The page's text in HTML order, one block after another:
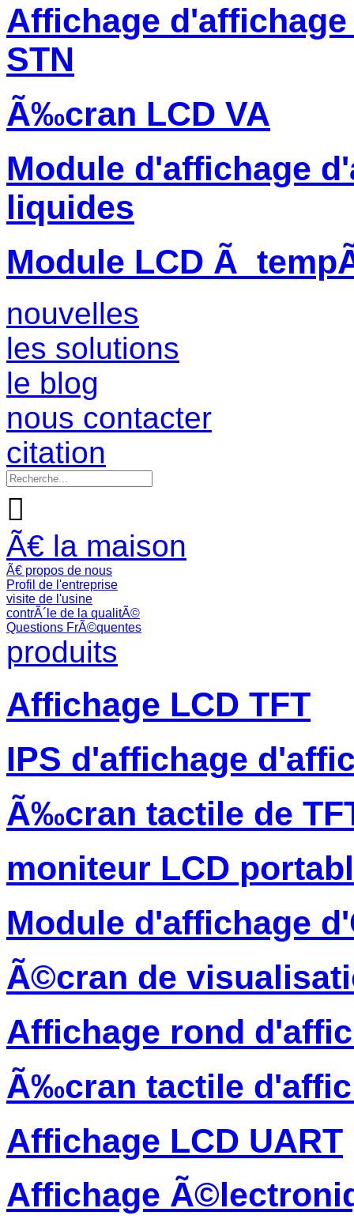
Affichage
STN
Ã‰cran LCD VA
Module d'affichage
liquides
Module LCD Ã
nouvelles
les solutions
le blog
nous contacter
citation

Ã€ la maison
Ã€ propos de nous
Profil de l'entreprise
visite de l'usine
contrÃ´le de la qualitÃ©
Questions FrÃ©quentes
produits
Affichage LCD TFT
IPS d'affichage
Ã‰cran tactile de
moniteur LCD
Module d'affichage
Ã©cran de
Affichage rond
Ã‰cran tactile
Affichage LCD UART
Affichage